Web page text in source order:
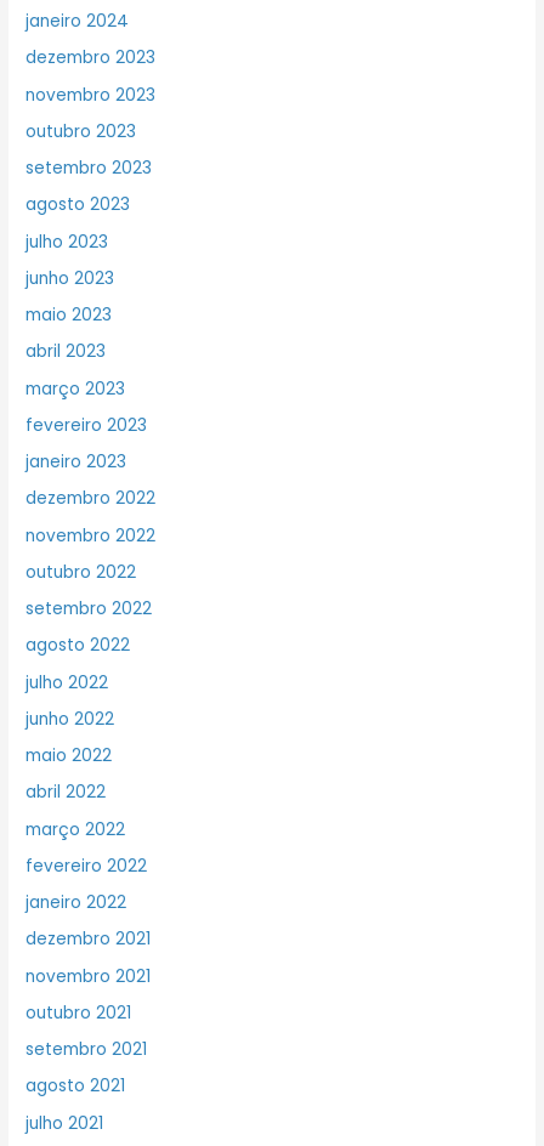
janeiro 2024
dezembro 2023
novembro 2023
outubro 2023
setembro 2023
agosto 2023
julho 2023
junho 2023
maio 2023
abril 2023
março 2023
fevereiro 2023
janeiro 2023
dezembro 2022
novembro 2022
outubro 2022
setembro 2022
agosto 2022
julho 2022
junho 2022
maio 2022
abril 2022
março 2022
fevereiro 2022
janeiro 2022
dezembro 2021
novembro 2021
outubro 2021
setembro 2021
agosto 2021
julho 2021